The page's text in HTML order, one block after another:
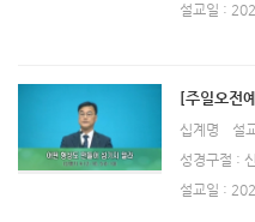
설교일 :
[주일오전
십계명
설
성경구절 :
설교일 :